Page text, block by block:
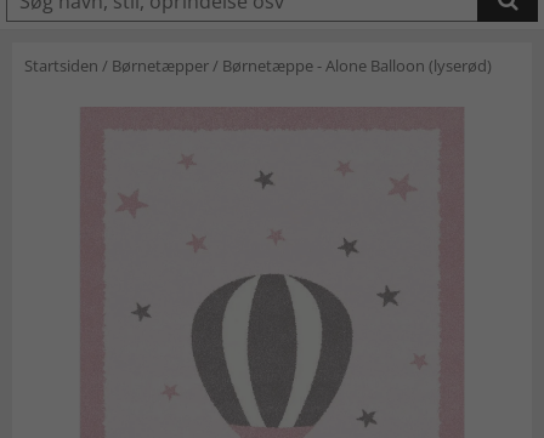
LAGT I INDKØBSKURVEN.
Startsiden / Børnetæpper/ Børnetæppe - Alone Balloon (lyserød)